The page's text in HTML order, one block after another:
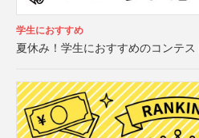
学生におすすめ
夏休み！学生におすすめのコンテス